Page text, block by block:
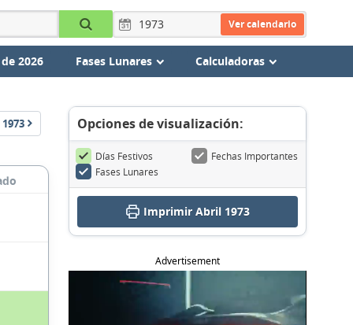
Ver calendario
2026 Fases Lunares Calculadoras
1973 Opciones de visualización:
Días Festivos
Fechas Importantes
Fases Lunares
Imprimir Abril 1973
Advertisement